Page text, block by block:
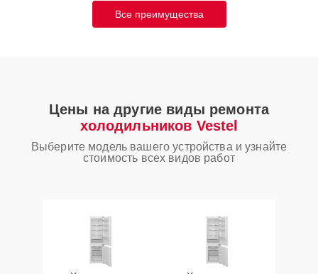
Все преимущества
Цены на другие виды ремонта
холодильников Vestel
Выберите модель вашего устройства и узнайте
стоимость всех видов работ